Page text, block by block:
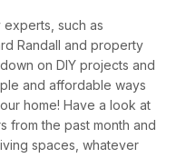
such as
Randall and property
on DIY projects and
and affordable ways
home! Have a look at
from the past month and
spaces, whatever